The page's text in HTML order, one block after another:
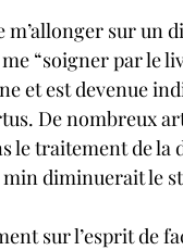
m’allonger sur
“soigner par le
et est devenue
De nombreux
le traitement de
diminuerait le
sur l’esprit de